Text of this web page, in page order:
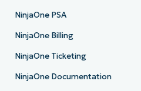
NinjaOne PSA
NinjaOne Billing
NinjaOne Ticketing
NinjaOne Documentation